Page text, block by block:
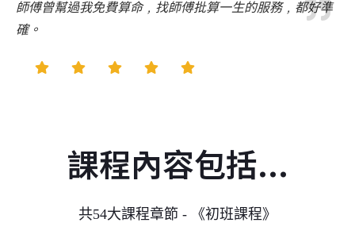
師傅曾幫過我免費算命﹐找師傅批算一生的服務﹐都好準
確。
課程內容包括...
共54大課程章節 - 《初班課程》